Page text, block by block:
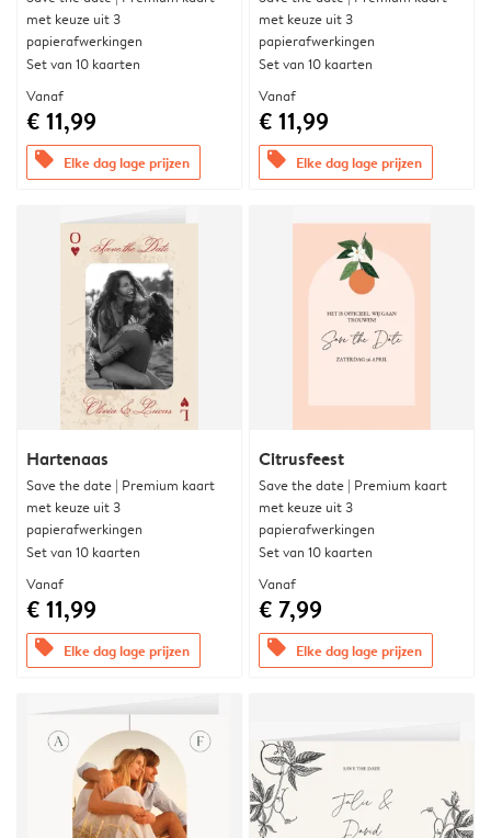
met keuze uit 3
papierafwerkingen
Set van 10 kaarten
Vanaf
€ 11,99
offers Elke dag lage prijzen
met keuze uit 3
papierafwerkingen
Set van 10 kaarten
Vanaf
€ 11,99
offers Elke dag lage prijzen
Hartenaas
Save the date | Premium kaart
met keuze uit 3
papierafwerkingen
Set van 10 kaarten
Vanaf
€ 11,99
offers Elke dag lage prijzen
Citrusfeest
Save the date | Premium kaart
met keuze uit 3
papierafwerkingen
Set van 10 kaarten
Vanaf
€ 7,99
offers Elke dag lage prijzen